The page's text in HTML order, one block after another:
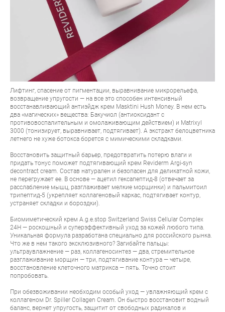
Лифтинг, спасение от пигментации, выравнивание микрорельефа,
возвращение упругости — на все это способен интенсивный
восстанавливающий антиэйдж крем Masktini Hush Money. В нем есть
два «магических» вещества: Бакучиол (антиоксидант с
противовоспалительным и омолаживающим действием) и Matrixyl
3000 (тонизирует, выравнивает, подтягивает). А экстракт белоцветника
летнего не хуже ботокса борется с мимическими складками.
Восстановить защитный барьер, предотвратить потерю влаги и
придать тонус поможет подтягивающий крем Reviderm Argi-syn
decontract cream. Состав натурален и безопасен для деликатной кожи,
не перегружает ее. В основе — ацетил гексапептид-8 (отвечает за
расслабление мышц, разглаживает мелкие морщинки) и пальмитоил
трипептид-5 (укрепляет коллагеновый каркас, подтягивает контур,
устраняет складки и бороздки).
Биомиметический крем A.g.e.stop Switzerland Swiss Cellular Complex
24H — роскошный и суперэффективный уход за кожей любого типа.
Уникальная формула разработана специально для российского рынка.
Что же в нем такого эксклюзивного? Загибайте пальцы:
ультраувлажнение — раз, коллагеносинтез — два, стремительное
разглаживание морщин — три, подтягивание контура — четыре,
восстановление клеточного матрикса — пять. Точно стоит
попробовать.
При обезвоживании необходим особый уход — увлажняющий крем с
коллагеном Dr. Spiller Collagen Cream. Он быстро восстановит водный
баланс, вернет упругость, защитит от свободных радикалов и